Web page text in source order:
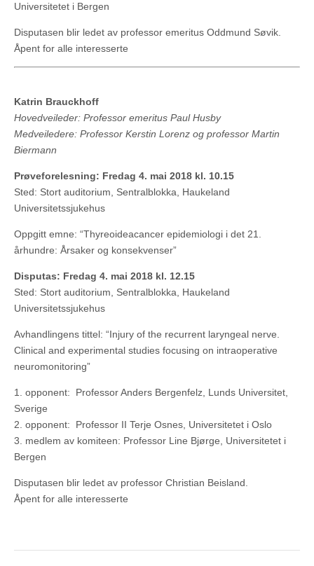
Universitetet i Bergen
Disputasen blir ledet av professor emeritus Oddmund Søvik.
Åpent for alle interesserte
Katrin Brauckhoff
Hovedveileder: Professor emeritus Paul Husby
Medveiledere: Professor Kerstin Lorenz og professor Martin
Biermann
Prøveforelesning: Fredag 4. mai 2018 kl. 10.15
Sted: Stort auditorium, Sentralblokka, Haukeland
Universitetssjukehus
Oppgitt emne: “Thyreoideacancer epidemiologi i det 21.
århundre: Årsaker og konsekvenser”
Disputas: Fredag 4. mai 2018 kl. 12.15
Sted: Stort auditorium, Sentralblokka, Haukeland
Universitetssjukehus
Avhandlingens tittel: “Injury of the recurrent laryngeal nerve.
Clinical and experimental studies focusing on intraoperative
neuromonitoring”
1. opponent: Professor Anders Bergenfelz, Lunds Universitet,
Sverige
2. opponent: Professor II Terje Osnes, Universitetet i Oslo
3. medlem av komiteen: Professor Line Bjørge, Universitetet i
Bergen
Disputasen blir ledet av professor Christian Beisland.
Åpent for alle interesserte